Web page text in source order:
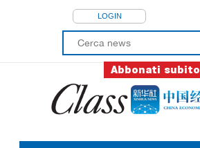
LOGIN
Abbonati subito